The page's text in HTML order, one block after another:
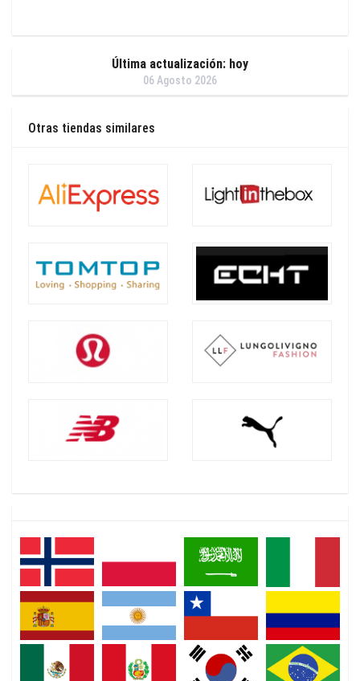
Última actualización: hoy
06 Agosto 2026
Otras tiendas similares